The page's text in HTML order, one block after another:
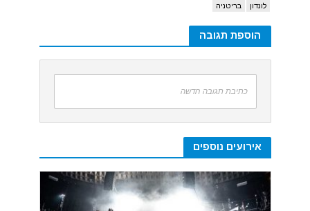
לונדון בריטניה
הוספת תגובה
כתיבת תגובה חדשה
אירועים נוספים